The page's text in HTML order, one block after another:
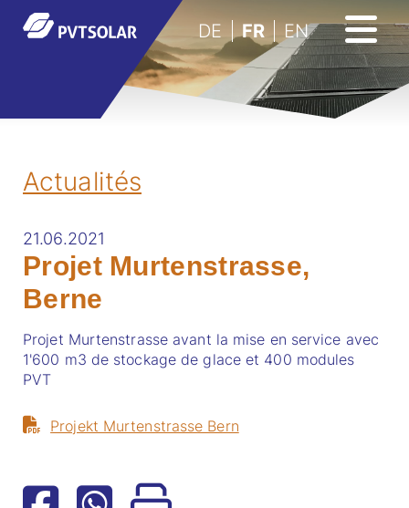
DE FR EN
Actualités
21.06.2021
Projet Murtenstrasse,
Berne
Projet Murtenstrasse avant la mise en service avec
1'600 m3 de stockage de glace et 400 modules
PVT
Projekt Murtenstrasse Bern